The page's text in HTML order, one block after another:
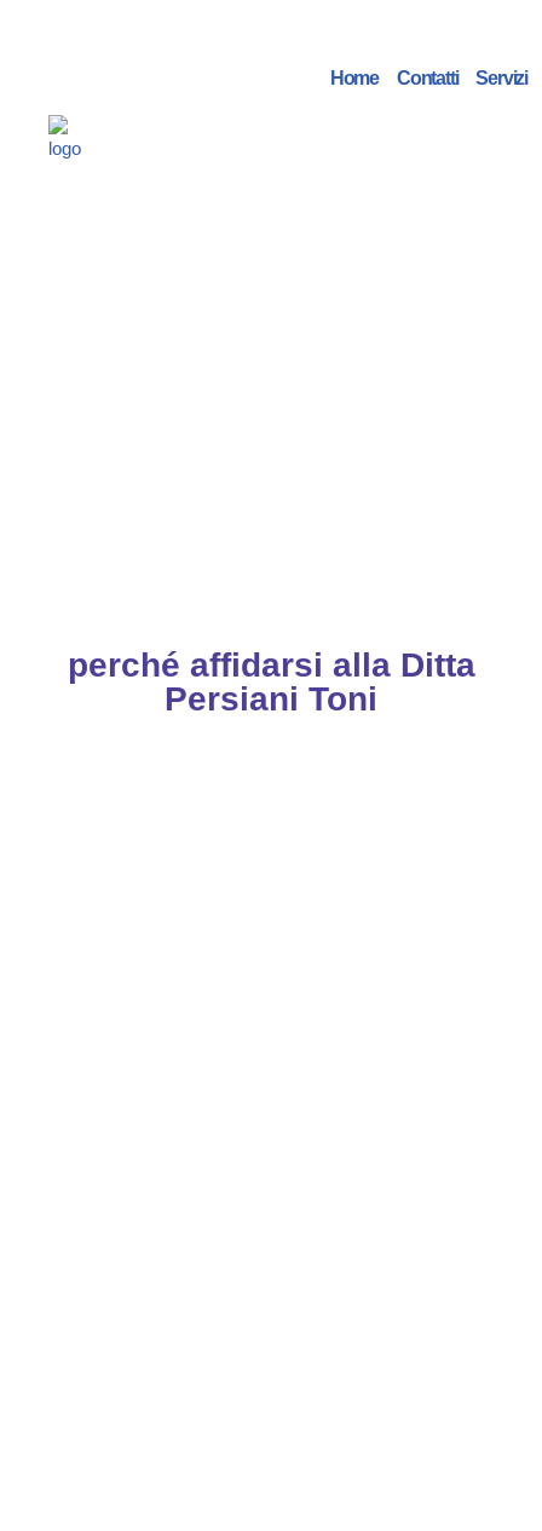
contenuto
Home Contatti Servizi
perché affidarsi alla Ditta
Persiani Toni